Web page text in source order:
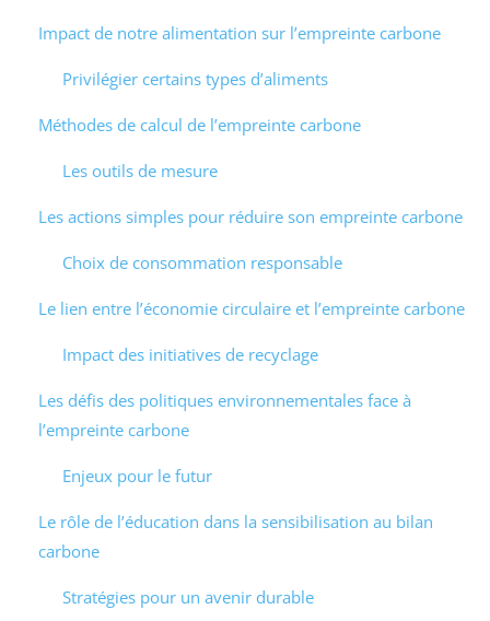
Impact de notre alimentation sur l’empreinte carbone
Privilégier certains types d’aliments
Méthodes de calcul de l’empreinte carbone
Les outils de mesure
Les actions simples pour réduire son empreinte carbone
Choix de consommation responsable
Le lien entre l’économie circulaire et l’empreinte carbone
Impact des initiatives de recyclage
Les défis des politiques environnementales face à
l’empreinte carbone
Enjeux pour le futur
Le rôle de l’éducation dans la sensibilisation au bilan
carbone
Stratégies pour un avenir durable